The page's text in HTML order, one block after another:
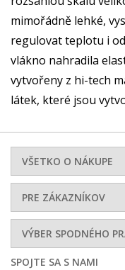
mimořádně lehké,
regulovat teplotu i
vlákno nahradila
vytvořeny z hi-tech
látek, které jsou
VŠETKO O NÁKUPE
PRE ZÁKAZNÍKOV
VÝBER SPODNÉHO
SPOJTE SA S NAMI